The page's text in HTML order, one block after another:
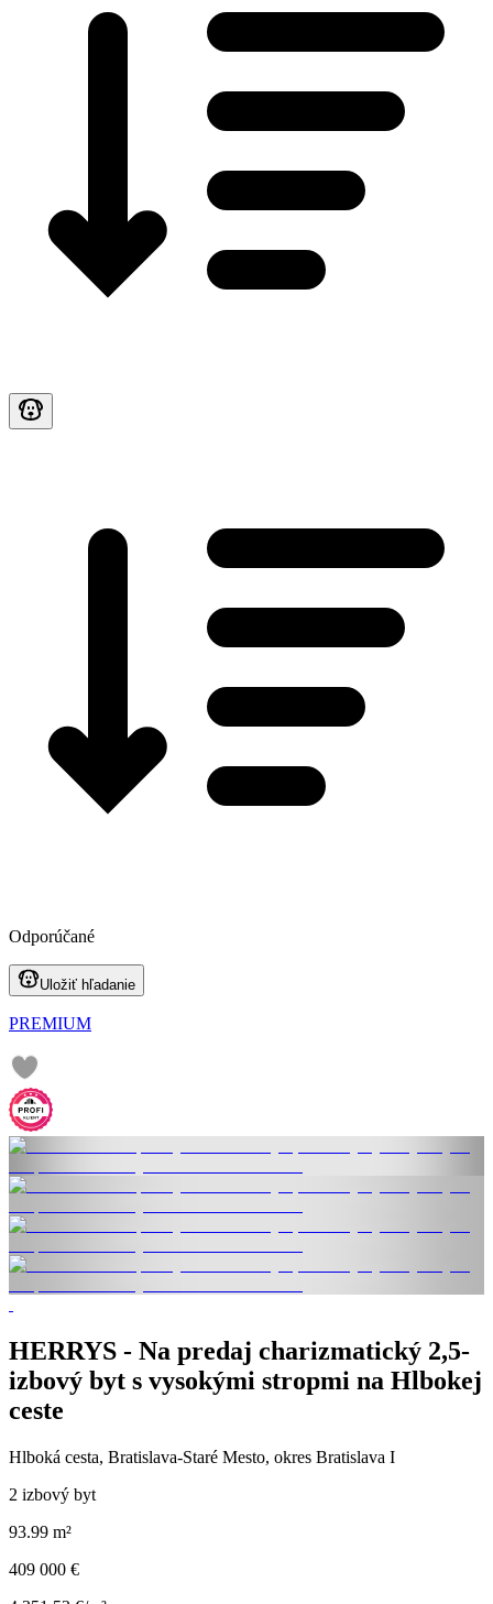
Odporúčané
Uložiť hľadanie
PREMIUM
HERRYS - Na predaj charizmatický 2,5-
izbový byt s vysokými stropmi na Hlbokej
ceste
Hlboká cesta, Bratislava-Staré Mesto, okres Bratislava I
2 izbový byt
93.99 m²
409 000 €